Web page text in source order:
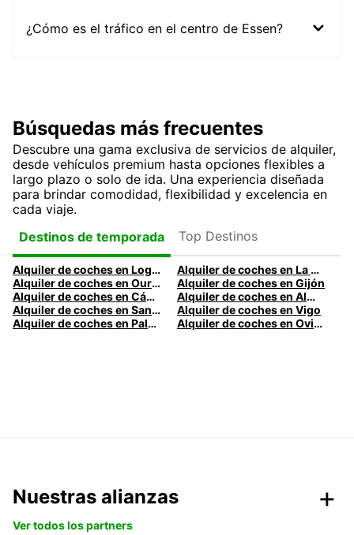
¿Cómo es el tráfico en el centro de Essen?
Búsquedas más frecuentes
Descubre una gama exclusiva de servicios de alquiler,
desde vehículos premium hasta opciones flexibles a
largo plazo o solo de ida. Una experiencia diseñada
para brindar comodidad, flexibilidad y excelencia en
cada viaje.
Destinos de temporada
Top Destinos
Alquiler de coches en Logroño
Alquiler de coches en La Coruña
Alquiler de coches en Ourense
Alquiler de coches en Gijón
Alquiler de coches en Cádiz
Alquiler de coches en Almería
Alquiler de coches en Santander
Alquiler de coches en Vigo
Alquiler de coches en Palma
Alquiler de coches en Oviedo
Nuestras alianzas
Ver todos los partners